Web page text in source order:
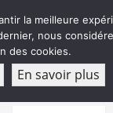
ABONNEMENT
la meilleure
nous
des cookies.
En savoir plus